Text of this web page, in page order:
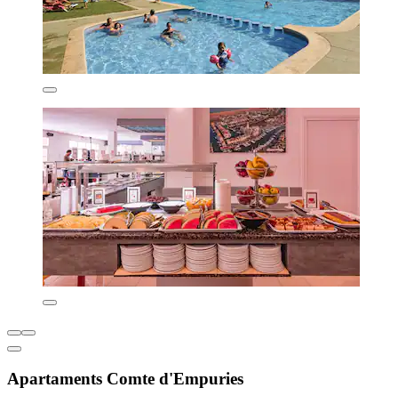
Apartaments Comte d'Empuries